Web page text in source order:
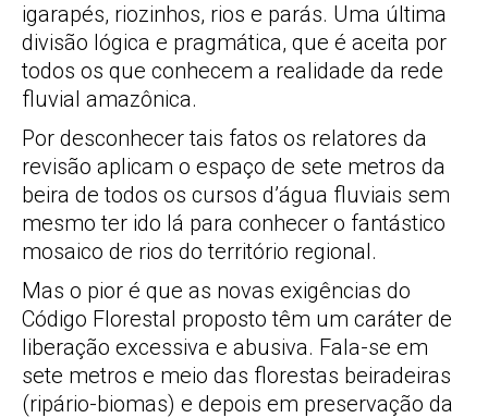
igarapés, riozinhos, rios e parás. Uma última
divisão lógica e pragmática, que é aceita por
todos os que conhecem a realidade da rede
fluvial amazônica.
Por desconhecer tais fatos os relatores da
revisão aplicam o espaço de sete metros da
beira de todos os cursos d’água fluviais sem
mesmo ter ido lá para conhecer o fantástico
mosaico de rios do território regional.
Mas o pior é que as novas exigências do
Código Florestal proposto têm um caráter de
liberação excessiva e abusiva. Fala-se em
sete metros e meio das florestas beiradeiras
(ripário-biomas) e depois em preservação da